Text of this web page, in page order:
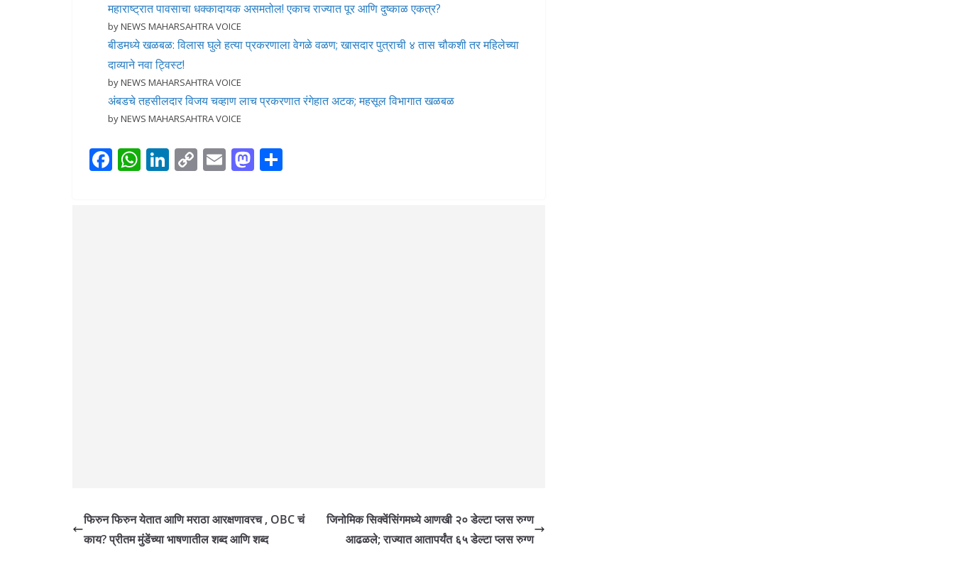
महाराष्ट्रात पावसाचा धक्कादायक असमतोल! एकाच राज्यात पूर आणि दुष्काळ एकत्र?
by NEWS MAHARSAHTRA VOICE
बीडमध्ये खळबळ: विलास घुले हत्या प्रकरणाला वेगळे वळण; खासदार पुत्राची ४ तास चौकशी तर महिलेच्या
दाव्याने नवा ट्विस्ट!
by NEWS MAHARSAHTRA VOICE
अंबडचे तहसीलदार विजय चव्हाण लाच प्रकरणात रंगेहात अटक; महसूल विभागात खळबळ
by NEWS MAHARSAHTRA VOICE
F W Li C E M
फिरुन फिरुन येतात आणि मराठा आरक्षणावरच , OBC चं
काय? प्रीतम मुंडेंच्या भाषणातील शब्द आणि शब्द
जिनोमिक सिक्वेंसिंगमध्ये आणखी २० डेल्टा प्लस रुग्ण
आढळले; राज्यात आतापर्यंत ६५ डेल्टा प्लस रुग्ण